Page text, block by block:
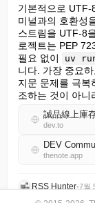
기본적으로 UTF-
미널과의 호환성
스트림을 UTF-8
로젝트는 PEP
필요 없이
uv
니다. 가장 중요
지문 문제를 극복
조하는 것이 아니
誠品線上庫
dev.to
DEV
thenote.app
RSS Hunter•7월